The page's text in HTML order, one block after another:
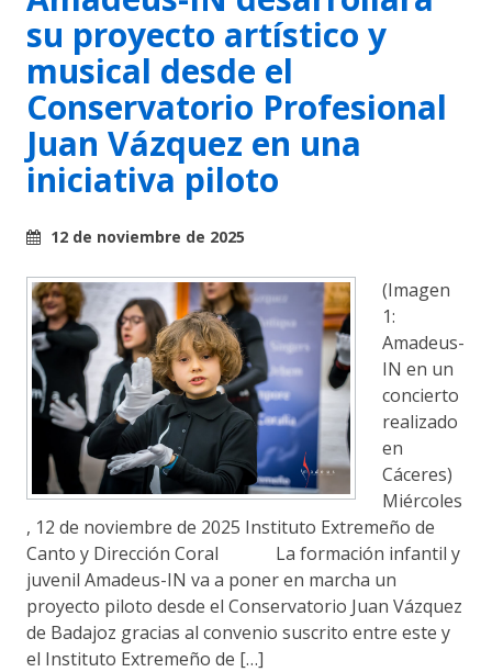
su proyecto artístico y
musical desde el
Conservatorio Profesional
Juan Vázquez en una
iniciativa piloto
12 de noviembre de 2025
(Imagen
1:
Amadeus-
IN en un
concierto
realizado
en
Cáceres)
Miércoles
, 12 de noviembre de 2025 Instituto Extremeño de
Canto y Dirección Coral La formación infantil y
juvenil Amadeus-IN va a poner en marcha un
proyecto piloto desde el Conservatorio Juan Vázquez
de Badajoz gracias al convenio suscrito entre este y
el Instituto Extremeño de […]